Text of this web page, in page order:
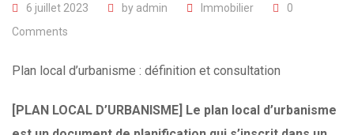
6 juillet 2023 by admin Immobilier
0
Comments
Plan local d’urbanisme : définition et consultation
[PLAN LOCAL D’URBANISME] Le plan local d’urbanisme